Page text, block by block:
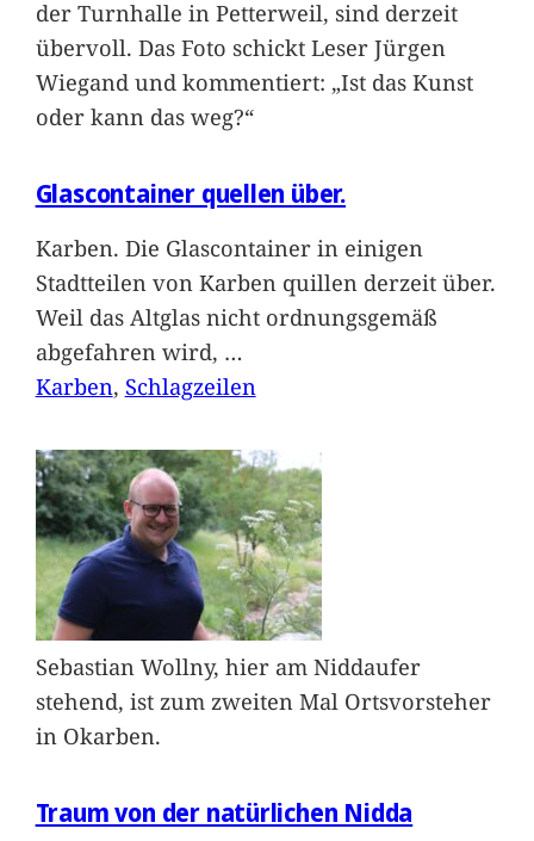
der Turnhalle in Petterweil, sind derzeit
übervoll. Das Foto schickt Leser Jürgen
Wiegand und kommentiert: „Ist das Kunst
oder kann das weg?“
Glascontainer quellen über.
Karben. Die Glascontainer in einigen
Stadtteilen von Karben quillen derzeit über.
Weil das Altglas nicht ordnungsgemäß
abgefahren wird, …
Karben, Schlagzeilen
Sebastian Wollny, hier am Niddaufer
stehend, ist zum zweiten Mal Ortsvorsteher
in Okarben.
Traum von der natürlichen Nidda